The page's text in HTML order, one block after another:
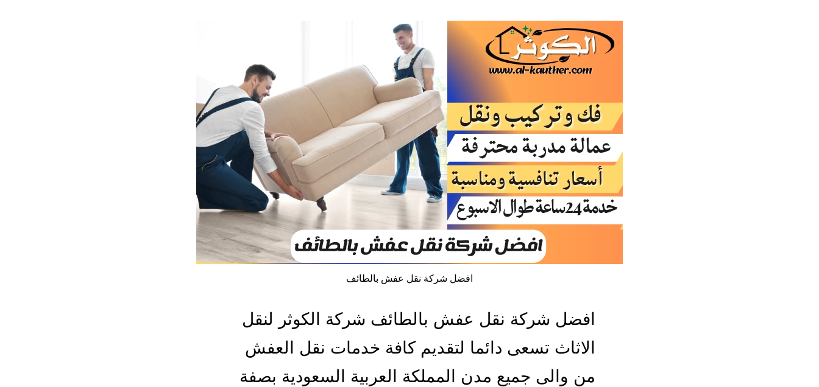
افضل شركة نقل عفش بالطائف
افضل شركة نقل عفش بالطائف شركة الكوثر لنقل
الاثاث تسعى دائما لتقديم كافة خدمات نقل العفش
من والى جميع مدن المملكة العربية السعودية بصفة